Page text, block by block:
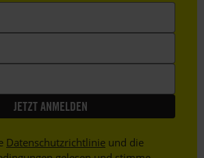
Datenschutzrichtlinie und die